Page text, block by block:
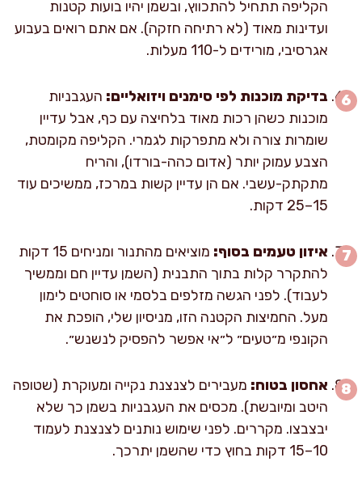
הקליפה תתחיל להתכווץ, ובשמן יהיו בועות קטנות
ועדינות מאוד (לא רתיחה חזקה). אם אתם רואים בעבוע
אגרסיבי, מורידים ל-110 מעלות.
בדיקת מוכנות לפי סימנים ויזואליים: העגבניות
מוכנות כשהן רכות מאוד בלחיצה עם כף, אבל עדיין
שומרות צורה ולא מתפרקות לגמרי. הקליפה מקומטת,
הצבע עמוק יותר (אדום כהה-בורדו), והריח
מתקתק-עשבי. אם הן עדיין קשות במרכז, ממשיכים עוד
15–25 דקות.
איזון טעמים בסוף:
מוציאים מהתנור ומניחים 15 דקות
להתקרר קלות בתוך התבנית (השמן עדיין חם וממשיך
לעבוד). לפני הגשה מזלפים בלסמי או סוחטים לימון
מעל. החמיצות הקטנה הזו, מניסיון שלי, הופכת את
הקונפי מ״טעים״ ל״אי אפשר להפסיק לנשנש״.
אחסון בטוח: מעבירים לצנצנת נקייה ומעוקרת (שטופה
היטב ומיובשת). מכסים את העגבניות בשמן כך שלא
יבצבצו. מקררים. לפני שימוש נותנים לצנצנת לעמוד
10–15 דקות בחוץ כדי שהשמן יתרכך.